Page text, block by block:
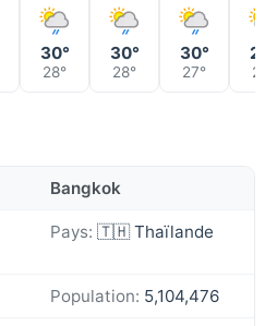
30°
28°
30°
28°
30°
27° 26°
Bangkok
Pays: 🇹🇭 Thaïlande
Population: 5,104,476